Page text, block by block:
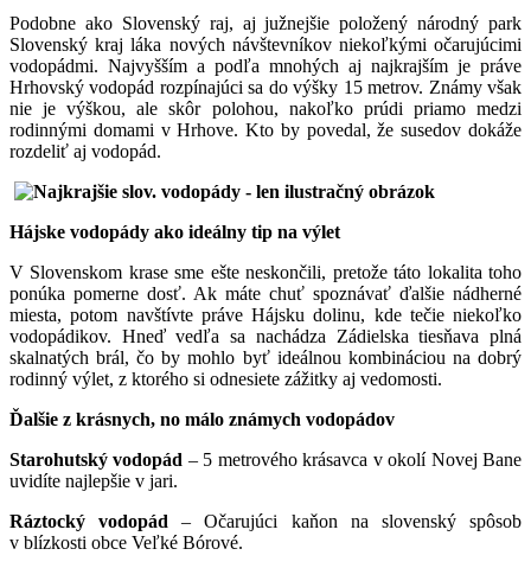
Podobne ako Slovenský raj, aj južnejšie položený národný park
Slovenský kraj láka nových návštevníkov niekoľkými očarujúcimi
vodopádmi. Najvyšším a podľa mnohých aj najkrajším je práve
Hrhovský vodopád rozpínajúci sa do výšky 15 metrov. Známy však
nie je výškou, ale skôr polohou, nakoľko prúdi priamo medzi
rodinnými domami v Hrhove. Kto by povedal, že susedov dokáže
rozdeliť aj vodopád.
Hájske vodopády ako ideálny tip na výlet
V Slovenskom krase sme ešte neskončili, pretože táto lokalita toho
ponúka pomerne dosť. Ak máte chuť spoznávať ďalšie nádherné
miesta, potom navštívte práve Hájsku dolinu, kde tečie niekoľko
vodopádikov. Hneď vedľa sa nachádza Zádielska tiesňava plná
skalnatých brál, čo by mohlo byť ideálnou kombináciou na dobrý
rodinný výlet, z ktorého si odnesiete zážitky aj vedomosti.
Ďalšie z krásnych, no málo známych vodopádov
Starohutský vodopád – 5 metrového krásavca v okolí Novej Bane
uvidíte najlepšie v jari.
Ráztocký vodopád – Očarujúci kaňon na slovenský spôsob
v blízkosti obce Veľké Bórové.